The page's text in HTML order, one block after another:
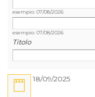
esempio: 07/08/2026
esempio: 07/08/2026
Titolo
18/09/2025